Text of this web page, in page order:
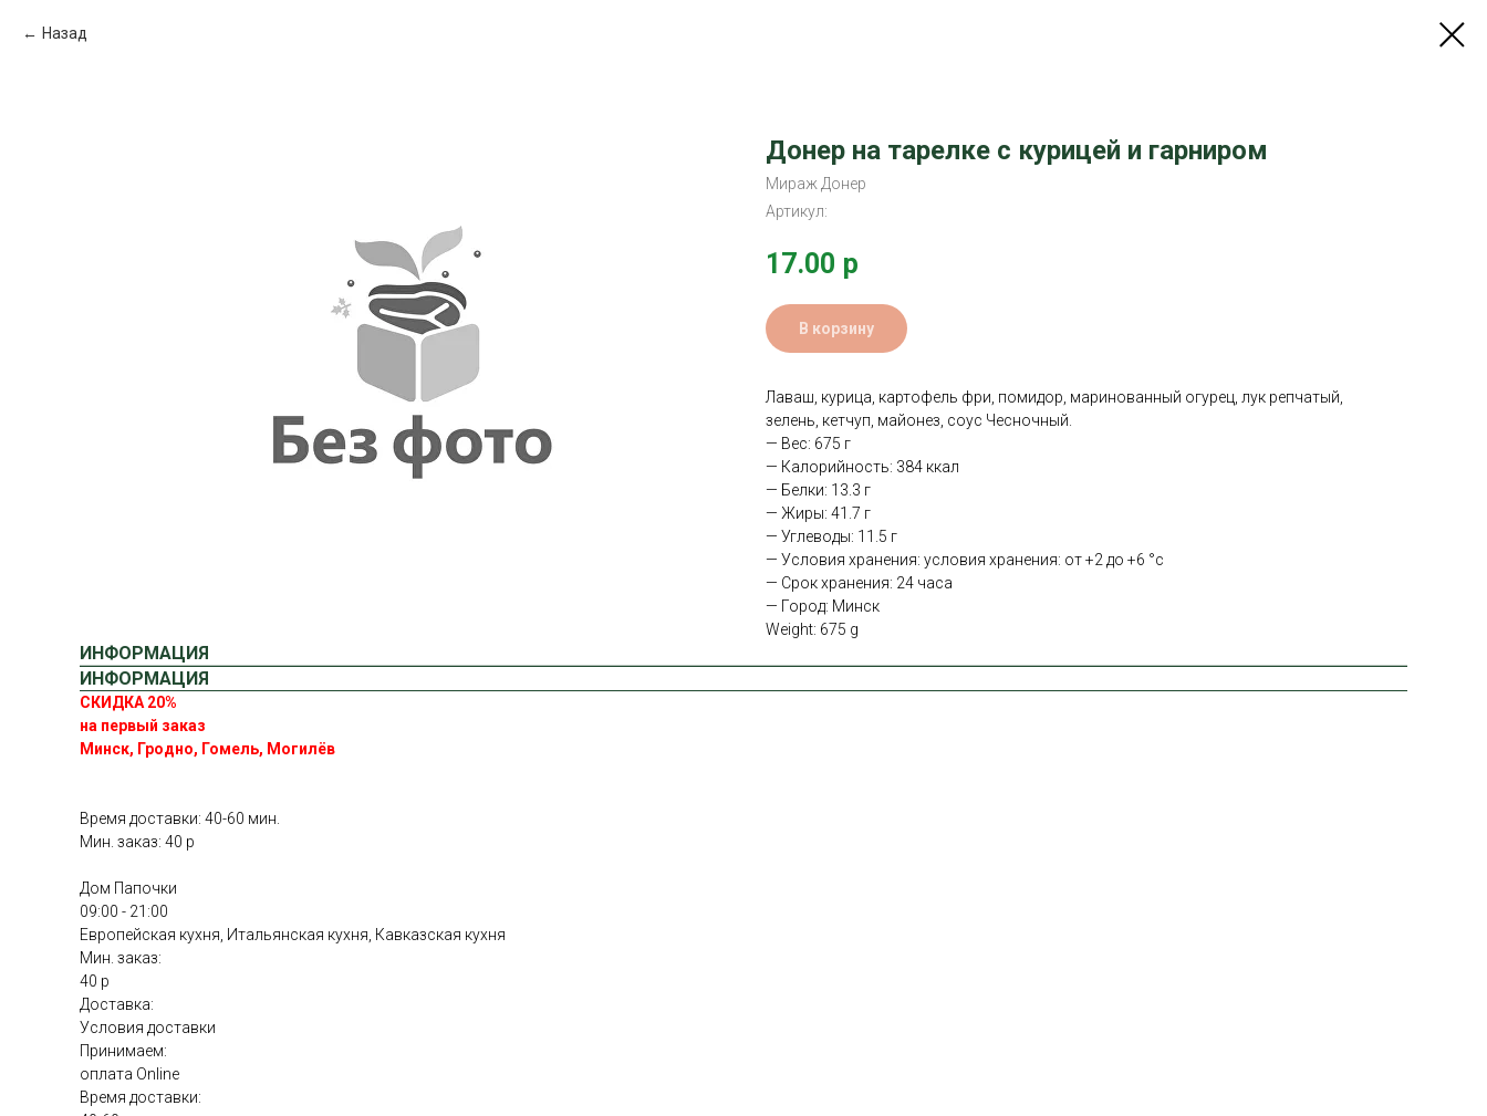
Назад
Донер на тарелке с курицей и гарниром
Мираж Донер
Артикул:
17.00 р
В корзину
Лаваш, курица, картофель фри, помидор, маринованный огурец, лук репчатый,
зелень, кетчуп, майонез, соус Чесночный.
— Вес: 675 г
— Калорийность: 384 ккал
— Белки: 13.3 г
— Жиры: 41.7 г
— Углеводы: 11.5 г
— Условия хранения: условия хранения: от +2 до +6 °с
— Срок хранения: 24 часа
— Город: Минск
Weight: 675 g
ИНФОРМАЦИЯ
ИНФОРМАЦИЯ
СКИДКА 20%
на первый заказ
Минск, Гродно, Гомель, Могилёв
Время доставки: 40-60 мин.
Мин. заказ: 40 р
Дом Папочки
09:00 - 21:00
Европейская кухня, Итальянская кухня, Кавказская кухня
Мин. заказ:
40 р
Доставка:
Условия доставки
Принимаем:
оплата Online
Время доставки: